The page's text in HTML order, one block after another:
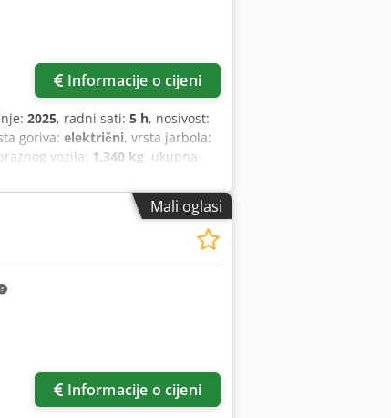
Informacije o cijeni
2025, radni sati: 5 h, nosivost:
goriva: električni, vrsta jarbola:
vozila: 1.340 kg, ukupna
Novo Vrsta prednjih guma:
Dcjdpfjwi Acgjx Ai Ask Stanje
Vrsta baterije: litij-ionska Godina
hod, CE certifikat, Litij-
Mali oglasi
Informacije o cijeni